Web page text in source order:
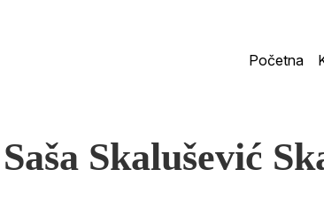
Početna
Saša Skalušević